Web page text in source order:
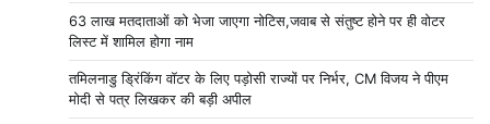
63 लाख मतदाताओं को भेजा जाएगा नोटिस,जवाब से संतुष्ट होने पर ही वोटर
लिस्ट में शामिल होगा नाम
तमिलनाडु ड्रिंकिंग वॉटर के लिए पड़ोसी राज्यों पर निर्भर, CM विजय ने पीएम
मोदी से पत्र लिखकर की बड़ी अपील